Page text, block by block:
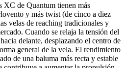
XC de Quantum tienen más
y más twist (de cinco a diez
velas de reaching tradicionales y
Cuando se relaja la tensión del
delante, desplazando el centro de
general de la vela. El rendimiento
de una baluma más recta y estable